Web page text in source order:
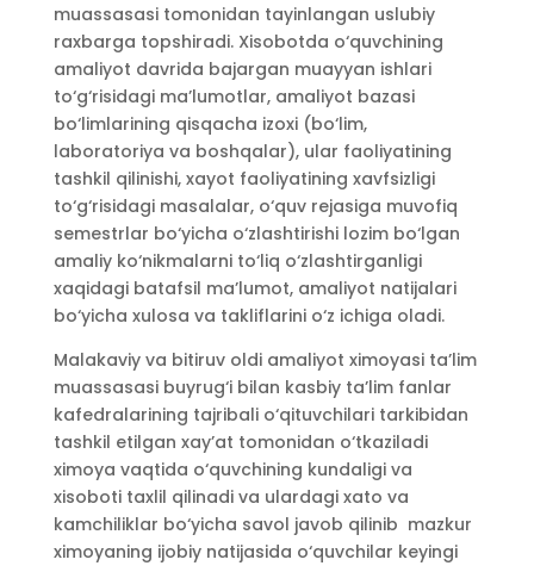
muassasasi tomonidan tayinlangan uslubiy
raxbarga topshiradi. Xisobotda o‘quvchining
amaliyot davrida bajargan muayyan ishlari
to‘g‘risidagi ma’lumotlar, amaliyot bazasi
bo‘limlarining qisqacha izoxi (bo‘lim,
laboratoriya va boshqalar), ular faoliyatining
tashkil qilinishi, xayot faoliyatining xavfsizligi
to‘g‘risidagi masalalar, o‘quv rejasiga muvofiq
semestrlar bo‘yicha o‘zlashtirishi lozim bo‘lgan
amaliy ko‘nikmalarni to‘liq o‘zlashtirganligi
xaqidagi batafsil ma’lumot, amaliyot natijalari
bo‘yicha xulosa va takliflarini o‘z ichiga oladi.
Malakaviy va bitiruv oldi amaliyot ximoyasi ta’lim
muassasasi buyrug‘i bilan kasbiy ta’lim fanlar
kafedralarining tajribali o‘qituvchilari tarkibidan
tashkil etilgan xay’at tomonidan o‘tkaziladi
ximoya vaqtida o‘quvchining kundaligi va
xisoboti taxlil qilinadi va ulardagi xato va
kamchiliklar bo‘yicha savol javob qilinib mazkur
ximoyaning ijobiy natijasida o‘quvchilar keyingi